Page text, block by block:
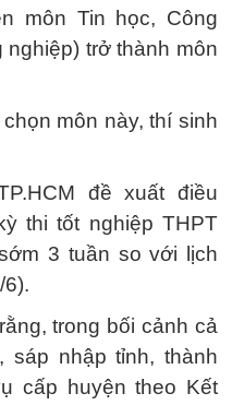
môn Tin học, Công
nghiệp) trở thành môn
môn này, thí sinh
đề xuất điều
thi tốt nghiệp THPT
3 tuần so với lịch
trong bối cảnh cả
nhập tỉnh, thành
cấp huyện theo Kết